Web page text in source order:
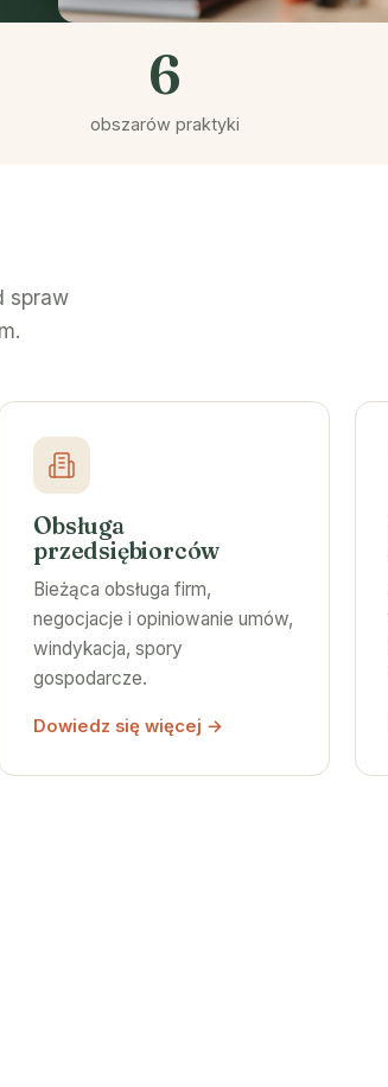
6
obszarów praktyki
spraw
Obsługa
przedsiębiorców
Bieżąca obsługa firm,
negocjacje i opiniowanie umów,
windykacja, spory
gospodarcze.
Dowiedz się więcej →